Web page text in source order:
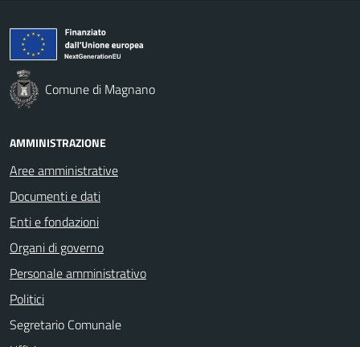
Comune di Magnano
AMMINISTRAZIONE
Aree amministrative
Documenti e dati
Enti e fondazioni
Organi di governo
Personale amministrativo
Politici
Segretario Comunale